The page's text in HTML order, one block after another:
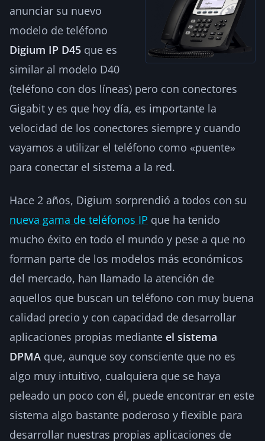
anunciar su nuevo
modelo de teléfono
Digium IP D45 que es
similar al modelo D40
(teléfono con dos líneas) pero con conectores
Gigabit y es que hoy día, es importante la
velocidad de los conectores siempre y cuando
vayamos a utilizar el teléfono como «puente»
para conectar el sistema a la red.
Hace 2 años, Digium sorprendió a todos con su
nueva gama de teléfonos IP que ha tenido
mucho éxito en todo el mundo y pese a que no
forman parte de los modelos más económicos
del mercado, han llamado la atención de
aquellos que buscan un teléfono con muy buena
calidad precio y con capacidad de desarrollar
aplicaciones propias mediante el sistema
DPMA que, aunque soy consciente que no es
algo muy intuitivo, cualquiera que se haya
peleado un poco con él, puede encontrar en este
sistema algo bastante poderoso y flexible para
desarrollar nuestras propias aplicaciones de